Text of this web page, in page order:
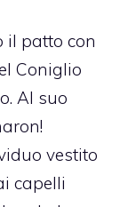
il patto con
Coniglio
Al suo
vestito
capelli